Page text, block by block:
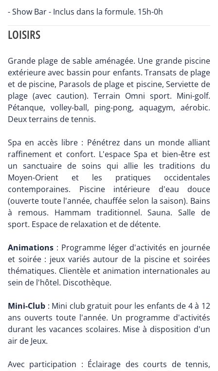
- Show Bar - Inclus dans la formule. 15h-0h
LOISIRS
Grande plage de sable aménagée. Une grande piscine
extérieure avec bassin pour enfants. Transats de plage
et de piscine, Parasols de plage et piscine, Serviette de
plage (avec caution). Terrain Omni sport. Mini-golf.
Pétanque, volley-ball, ping-pong, aquagym, aérobic.
Deux terrains de tennis.
Spa en accès libre : Pénétrez dans un monde alliant
raffinement et confort. L'espace Spa et bien-être est
un sanctuaire de soins qui allie les traditions du
Moyen-Orient et les pratiques occidentales
contemporaines. Piscine intérieure d'eau douce
(ouverte toute l'année, chauffée selon la saison). Bains
à remous. Hammam traditionnel. Sauna. Salle de
sport. Espace de relaxation et de détente.
Animations : Programme léger d'activités en journée
et soirée : jeux variés autour de la piscine et soirées
thématiques. Clientèle et animation internationales au
sein de l'hôtel. Discothèque.
Mini-Club : Mini club gratuit pour les enfants de 4 à 12
ans ouverts toute l'année. Un programme d'activités
durant les vacances scolaires. Mise à disposition d'un
air de Jeux.
Avec participation : Éclairage des courts de tennis,